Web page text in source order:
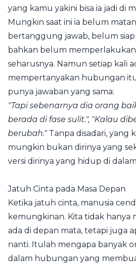
yang kamu yakini bisa ia jadi di
Mungkin saat ini ia belum
bertanggung jawab, belum
bahkan belum
seharusnya. Namun setiap kali
mempertanyakan hubungan
punya jawaban yang sama:
"Tapi sebenarnya dia orang
berada di fase sulit.", "Kalau
berubah." Tanpa disadari, yang
mungkin bukan dirinya yang
versi dirinya yang hidup di
Jatuh Cinta pada Masa Depan
Ketika jatuh cinta, manusia
kemungkinan. Kita tidak hanya
ada di depan mata, tetapi juga
nanti. Itulah mengapa banyak
dalam hubungan yang